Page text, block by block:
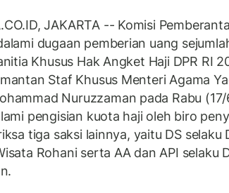
JAKARTA -- Komisi
dugaan pemberian uang
Khusus Hak Angket Haji DPR RI
Staf Khusus Menteri Agama
Nuruzzaman pada Rabu
pengisian kuota haji oleh biro
tiga saksi lainnya, yaitu DS selaku
Rohani serta AA dan API selaku